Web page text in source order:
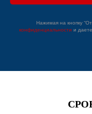
Нажимая на кнопку
конфиденциальности и даете